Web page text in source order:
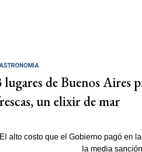
lugares de Buenos Aires
un elixir de mar